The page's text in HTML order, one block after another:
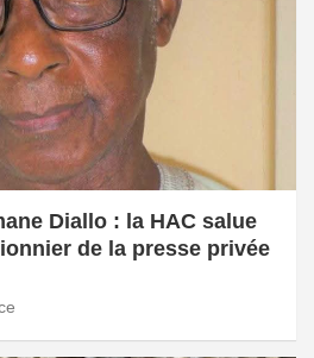
Diallo : la HAC salue
de la presse privée